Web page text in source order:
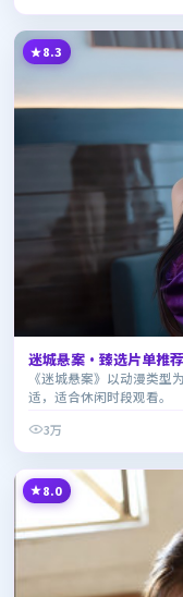
8.3
迷城悬案·臻选片单推
《迷城悬案》以动漫类型
适，适合休闲时段观看。
3万
8.0